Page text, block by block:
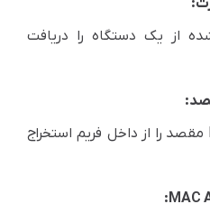
از یک دستگاه را دریافت
سوئیچ MAC Address مقصد را از داخل فریم استخراج